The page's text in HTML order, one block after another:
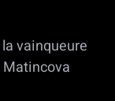
vainqueure